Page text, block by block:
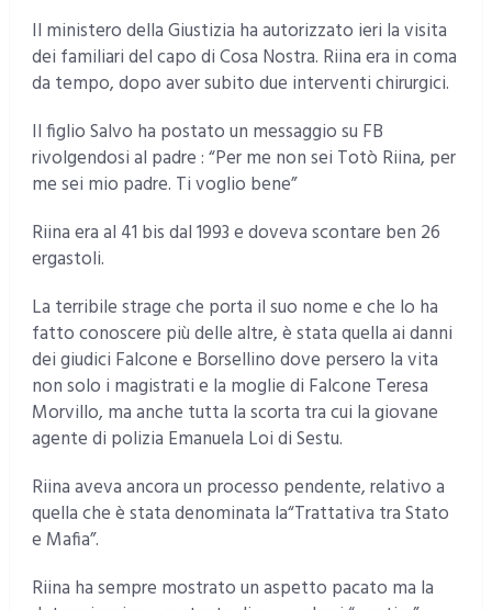
Il ministero della Giustizia ha autorizzato ieri la visita
dei familiari del capo di Cosa Nostra. Riina era in coma
da tempo, dopo aver subito due interventi chirurgici.
Il figlio Salvo ha postato un messaggio su FB
rivolgendosi al padre : “Per me non sei Totò Riina, per
me sei mio padre. Ti voglio bene”
Riina era al 41 bis dal 1993 e doveva scontare ben 26
ergastoli.
La terribile strage che porta il suo nome e che lo ha
fatto conoscere più delle altre, è stata quella ai danni
dei giudici Falcone e Borsellino dove persero la vita
non solo i magistrati e la moglie di Falcone Teresa
Morvillo, ma anche tutta la scorta tra cui la giovane
agente di polizia Emanuela Loi di Sestu.
Riina aveva ancora un processo pendente, relativo a
quella che è stata denominata la“Trattativa tra Stato
e Mafia”.
Riina ha sempre mostrato un aspetto pacato ma la